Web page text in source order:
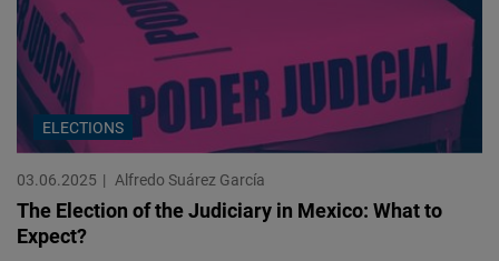
ELECTIONS
03.06.2025 Alfredo Suárez García
The Election of the Judiciary in Mexico: What to
Expect?